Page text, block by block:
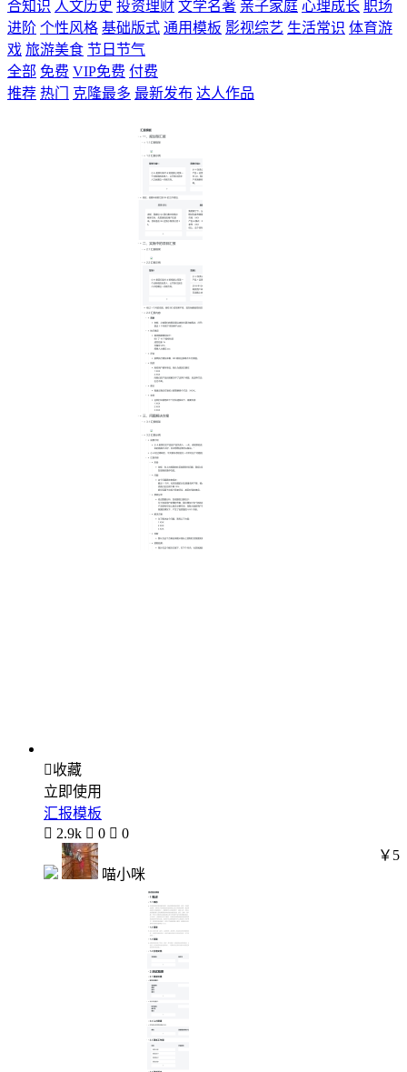
合知识 人文历史 投资理财 文学名著 亲子家庭 心理成长 职场
进阶 个性风格 基础版式 通用模板 影视综艺 生活常识 体育游
戏 旅游美食 节日节气
全部 免费 VIP免费 付费
推荐 热门 克隆最多 最新发布 达人作品
收藏
立即使用
汇报模板
 2.9k  0  0
喵小咪
￥5